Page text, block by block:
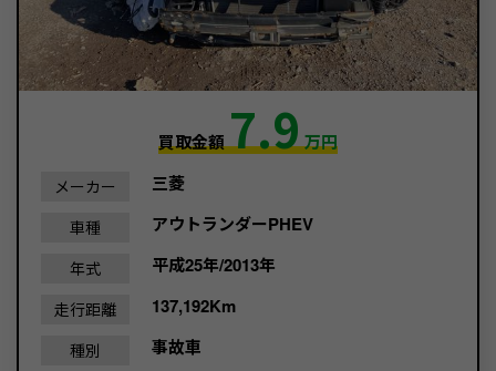
買取金額7.9万円
メーカー 三菱
車種 アウトランダーPHEV
年式 平成25年/2013年
走行距離 137,192Km
種別 事故車